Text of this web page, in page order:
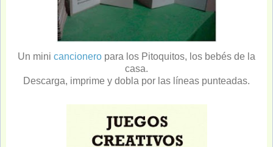
Un mini cancionero para los Pitoquitos, los bebés de la
casa.
Descarga, imprime y dobla por las líneas punteadas.